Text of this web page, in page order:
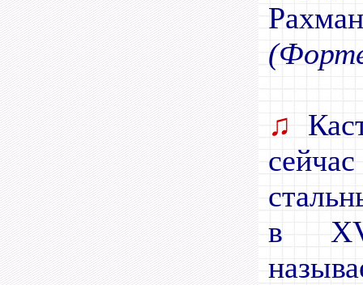
♫
в